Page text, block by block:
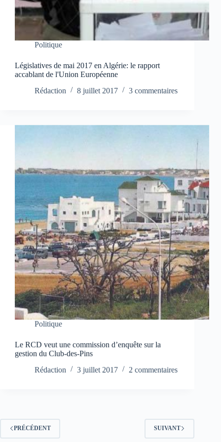
Politique
Législatives de mai 2017 en Algérie: le rapport
accablant de l'Union Européenne
Rédaction
8 juillet 2017 3 commentaires
Politique
Le RCD veut une commission d’enquête sur la
gestion du Club-des-Pins
Rédaction
3 juillet 2017 2 commentaires
PRÉCÉDENT SUIVANT